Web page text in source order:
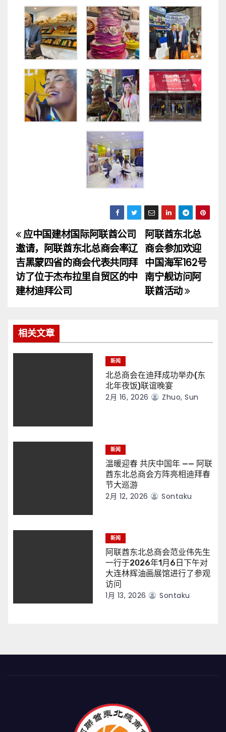
文
章
导
阿联酋东北总
商会参加欢迎
中国海军162号
南宁舰访问阿
联酋活动
应中国建材国际阿联酋公司
邀请，阿联酋东北总商会率辽
吉黑蒙四省的商会代表共同拜
访了位于杰布拉里自贸区的中
建材迪拜公司
相关文章
新闻
北总商会在迪拜成功举办(东
北年夜饭)联谊晚宴
2月 16, 2026 Zhuo, Sun
新闻
温暖迎春 共庆中国年 —— 阿联
酋东北总商会方阵亮相迪拜春
节大巡游
2月 12, 2026 Sontaku
新闻
阿联酋东北总商会范业伟先生
一行于2026年1月6日下午对
大连林辉油画展馆进行了参观
访问
1月 13, 2026 Sontaku